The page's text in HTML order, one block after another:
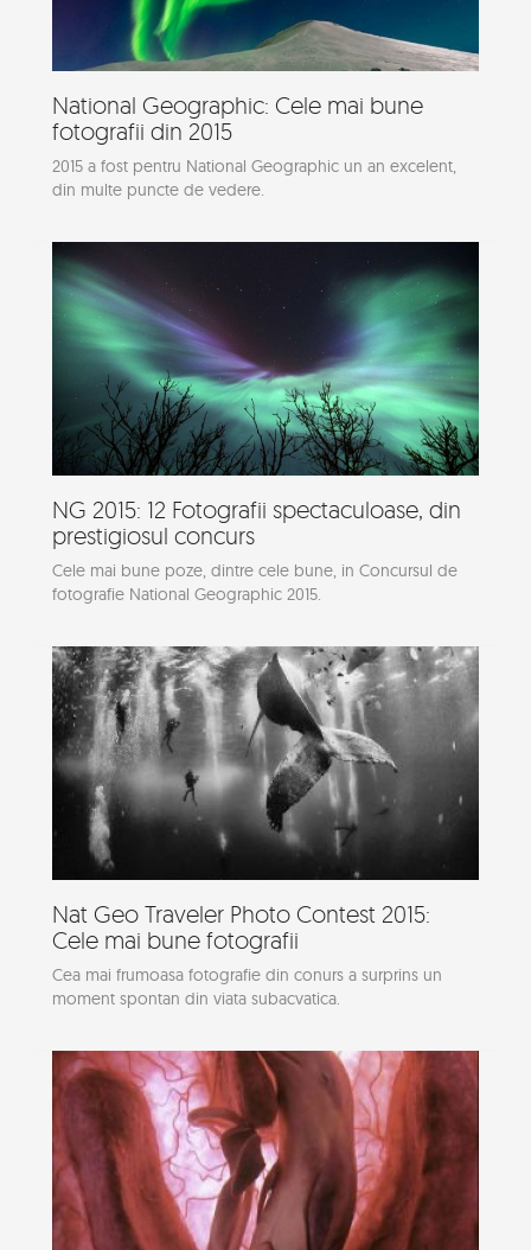
National Geographic: Cele mai bune
fotografii din 2015
2015 a fost pentru National Geographic un an excelent,
din multe puncte de vedere.
NG 2015: 12 Fotografii spectaculoase, din
prestigiosul concurs
Cele mai bune poze, dintre cele bune, in Concursul de
fotografie National Geographic 2015.
Nat Geo Traveler Photo Contest 2015:
Cele mai bune fotografii
Cea mai frumoasa fotografie din conurs a surprins un
moment spontan din viata subacvatica.